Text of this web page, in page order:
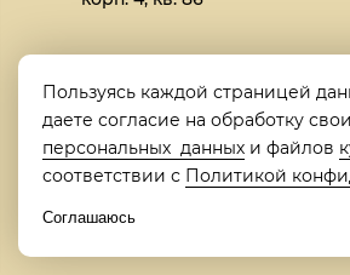
Доставка и оплата
Самовывоз
Пользуясь каждой страницей
даете согласие на обработку
персональных данных и файлов
соответствии с Политикой
Соглашаюсь